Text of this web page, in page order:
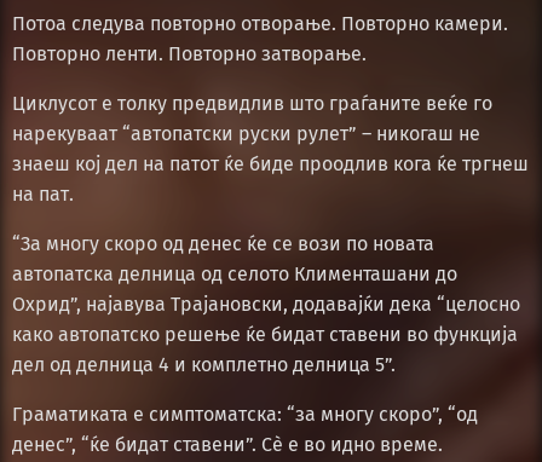
Потоа следува повторно отворање. Повторно камери.
Повторно ленти. Повторно затворање.
Циклусот е толку предвидлив што граѓаните веќе го
нарекуваат “автопатски руски рулет” – никогаш не
знаеш кој дел на патот ќе биде проодлив кога ќе тргнеш
на пат.
“За многу скоро од денес ќе се вози по новата
автопатска делница од селото Клименташани до
Охрид”, најавува Трајановски, додавајќи дека “целосно
како автопатско решење ќе бидат ставени во функција
дел од делница 4 и комплетно делница 5”.
Граматиката е симптоматска: “за многу скоро”, “од
денес”, “ќе бидат ставени”. Сè е во идно време.